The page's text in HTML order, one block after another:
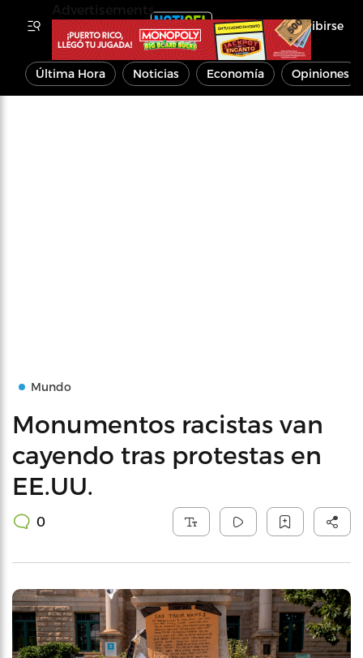
Inscribirse
Última Hora Noticias Economía Opiniones
Mundo
Monumentos racistas van
cayendo tras protestas en
EE.UU.
0
Advertisements